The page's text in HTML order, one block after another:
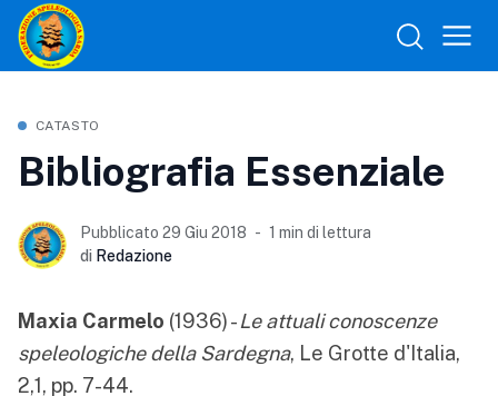
CATASTO
Bibliografia Essenziale
Pubblicato 29 Giu 2018
1 min di lettura
di Redazione
Maxia Carmelo (1936) -Le attuali conoscenze
speleologiche della Sardegna, Le Grotte d'Italia,
2,1, pp. 7-44.